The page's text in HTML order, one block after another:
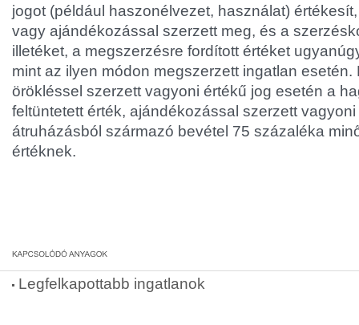
jogot (például haszonélvezet, használat)
vagy ajándékozással szerzett meg, és a
illetéket, a megszerzésre fordított értéket
mint az ilyen módon megszerzett ingatlan esetén.
örökléssel szerzett vagyoni értékű jog esetén a
feltüntetett érték, ajándékozással szerzett
átruházásból származó bevétel 75 százaléka
értéknek.
Legfelkapottabb ingatlanok